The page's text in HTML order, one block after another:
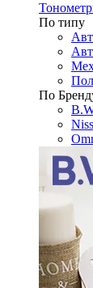
По типу
По